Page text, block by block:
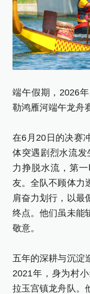
端午假期，2026
勒鸿雁河端午龙舟
在6月20日的决赛
体突遇剧烈水流发
力挣脱水流，第
友。全队不顾体力
肩奋力划行，以最
终点。他们虽未能
敬意。
五年的深耕与沉淀
2021年，身为村
拉玉宫镇龙舟队。